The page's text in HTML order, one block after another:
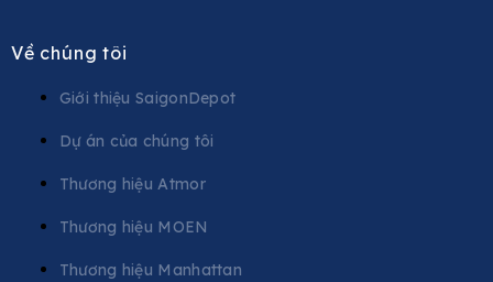
Về chúng tôi
Giới thiệu SaigonDepot
Dự án của chúng tôi
Thương hiệu Atmor
Thương hiệu MOEN
Thương hiệu Manhattan